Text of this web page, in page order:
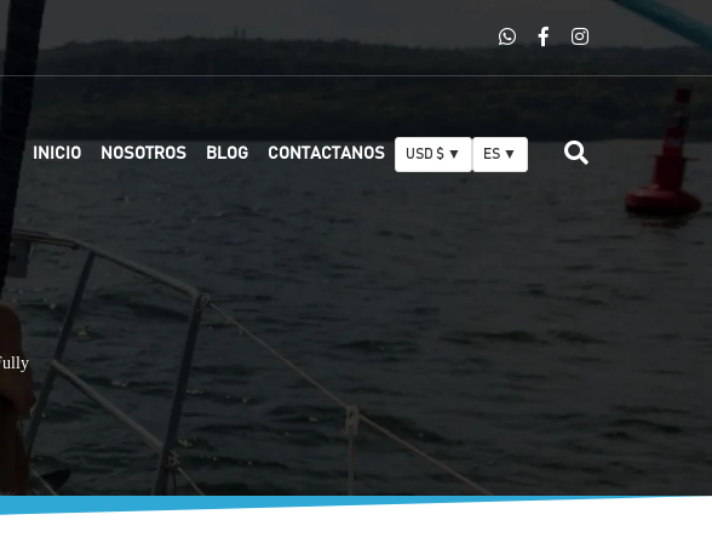
INICIO NOSOTROS BLOG CONTACTANOS USD $ ▼ ES ▼